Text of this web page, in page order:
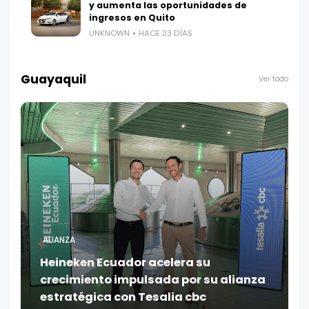
y aumenta las oportunidades de
ingresos en Quito
UNKNOWN HACE 23 DÍAS
Guayaquil Ver todo
ALIANZA
Heineken Ecuador acelera su
crecimiento impulsada por su alianza
estratégica con Tesalia cbc